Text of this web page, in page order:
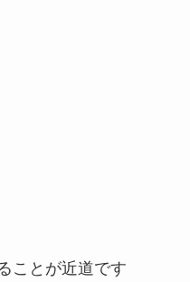
ことが近道です